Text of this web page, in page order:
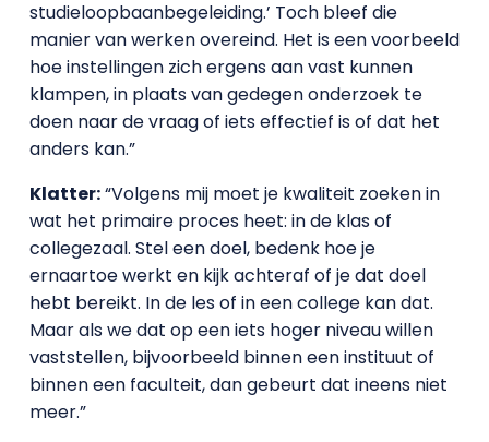
studieloopbaanbegeleiding.’ Toch bleef die
manier van werken overeind. Het is een voorbeeld
hoe instellingen zich ergens aan vast kunnen
klampen, in plaats van gedegen onderzoek te
doen naar de vraag of iets effectief is of dat het
anders kan.”
Klatter:“Volgens mij moet je kwaliteit zoeken in
wat het primaire proces heet: in de klas of
collegezaal. Stel een doel, bedenk hoe je
ernaartoe werkt en kijk achteraf of je dat doel
hebt bereikt. In de les of in een college kan dat.
Maar als we dat op een iets hoger niveau willen
vaststellen, bijvoorbeeld binnen een instituut of
binnen een faculteit, dan gebeurt dat ineens niet
meer.”